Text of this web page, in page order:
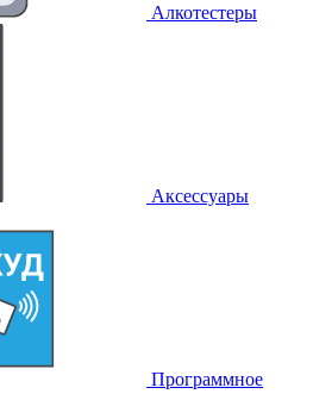
Алкотестеры
Аксессуары
Программное